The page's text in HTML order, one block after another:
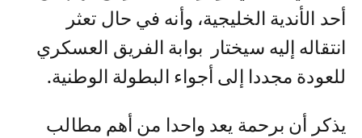
أحد الأندية الخليجية، وأنه في حال تعثر
انتقاله إليه سيختار بوابة الفريق العسكري
للعودة مجددا إلى أجواء البطولة الوطنية.
يذكر أن برحمة يعد واحدا من أهم مطالب